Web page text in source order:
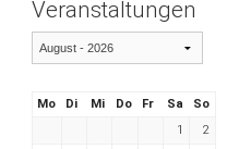
Veranstaltungen
Mo Di Mi Do Fr Sa
So
1
2